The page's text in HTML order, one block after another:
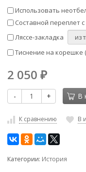
Использовать
Составной переплет
Ляссе-закладка
Тиснение на корешке
2 050 ₽
- + В
К сравнению В
Категории: История